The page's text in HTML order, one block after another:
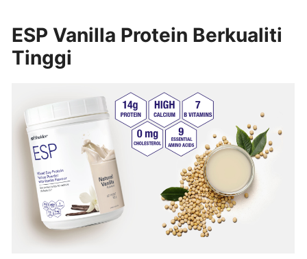
ESP Vanilla Protein Berkualiti
Tinggi